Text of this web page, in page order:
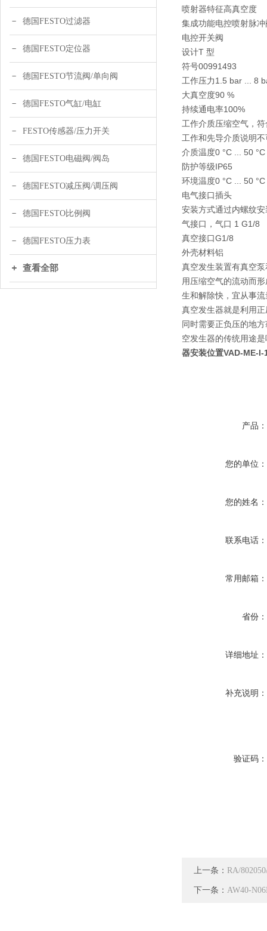
德国FESTO过滤器
德国FESTO定位器
德国FESTO节流阀/单向阀
德国FESTO气缸/电缸
FESTO传感器/压力开关
德国FESTO电磁阀/阀岛
德国FESTO减压阀/调压阀
德国FESTO比例阀
德国FESTO压力表
查看全部
喷射器特征高真空度
集成功能电控喷射脉冲
电控开关阀
设计T 型
符号00991493
工作压力1.5 bar ... 8
大真空度90 %
持续通电率100%
工作介质压缩空气，
工作和先导介质说明
介质温度0 °C ... 50 °C
防护等级IP65
环境温度0 °C ... 50 °C
电气接口插头
安装方式通过内螺纹安
气接口，气口 1 G1/8
真空接口G1/8
外壳材料铝
真空发生装置有真空
用压缩空气的流动而
生和解除快，宜从事
真空发生器就是利用
同时需要正负压的地
空发生器的传统用途
器安装位置VAD-ME-I-
产品：
您的单位：
您的姓名：
联系电话：
常用邮箱：
省份：
详细地址：
补充说明：
验证码：
上一条： RA/
下一条： AW40-